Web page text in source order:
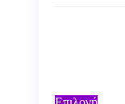
Αυτό